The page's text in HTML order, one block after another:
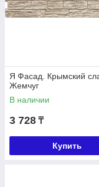
Я Фасад. Крымский
Жемчуг
В наличии
3 728 ₸
Купить